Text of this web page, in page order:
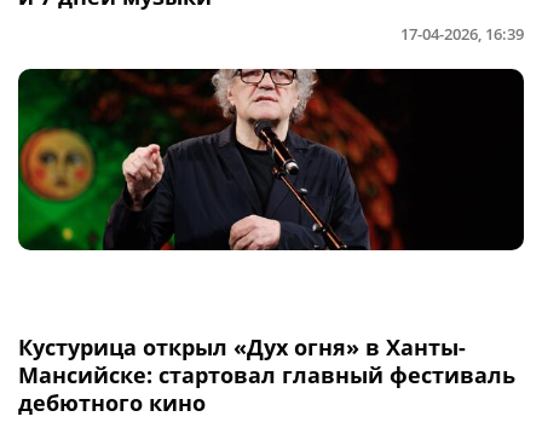
17-04-2026, 16:39
Кустурица открыл «Дух огня» в Ханты-
Мансийске: стартовал главный фестиваль
дебютного кино